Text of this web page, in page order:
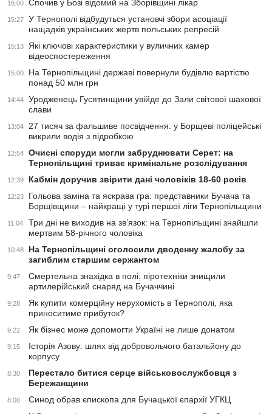
16:00 Спочив у Бозі відомий на Зборівщині лікар
15:27
У Тернополі відбудуться установчі збори асоціації
нащадків українських жертв польських репресій
15:13
Які ключові характеристики у вуличних камер
відеоспостереження
15:00
На Тернопільщині державі повернули будівлю вартістю
понад 50 млн грн
14:44
Уродженець Гусятинщини увійде до Зали світової шахової
слави
13:04
27 тисяч за фальшиве посвідчення: у Борщеві поліцейські
викрили водія з підробкою
12:54
Очисні споруди могли забруднювати Серет: на
Тернопільщині триває кримінальне розслідування
12:39 Кабмін доручив звірити дані чоловіків 18-60 років
12:23
Гольова заміна та яскрава гра: представники Бучача та
Борщівщини – найкращі у турі першої ліги Тернопільщини
11:04
Три дні не виходив на зв’язок: на Тернопільщині знайшли
мертвим 58-річного чоловіка
10:48
На Тернопільщині оголосили дводенну жалобу за
загиблим старшим сержантом
9:47
Смертельна знахідка в полі: піротехніки знищили
артилерійський снаряд на Бучаччині
9:28
Як купити комерційну нерухомість в Тернополі, яка
приноситиме прибуток?
9:22 Як бізнес може допомогти Україні не лише донатом
9:15
Історія Азову: шлях від добровольчого батальйону до
корпусу
8:30
Перестало битися серце військовослужбовця з
Бережанщини
8:00 Синод обрав єпископа для Бучацької єпархії УГКЦ